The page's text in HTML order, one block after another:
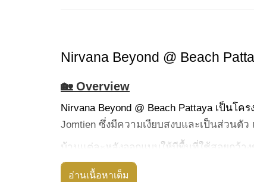
Nirvana Beyond @ Beach
🏡 Overview
Nirvana Beyond @ Beach Pattaya เป็น
Jomtien ซึ่งมีความเงียบสงบและเป็นส่วนตั
บ้านแต่ละหลังออกแบบให้มีพื้นที่ใช้สอยกว้า
จากพื้นที่หลักของบ้าน ให้ความรู้สึกของการ
อ่านเนื้อหาเต็ม